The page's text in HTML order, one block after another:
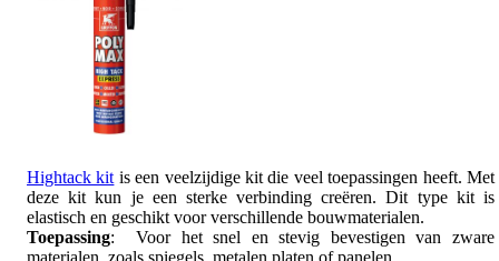
Hightack kit is een veelzijdige kit die veel toepassingen heeft. Met
deze kit kun je een sterke verbinding creëren. Dit type kit is
elastisch en geschikt voor verschillende bouwmaterialen.
Toepassing: Voor het snel en stevig bevestigen van zware
materialen, zoals spiegels, metalen platen of panelen.